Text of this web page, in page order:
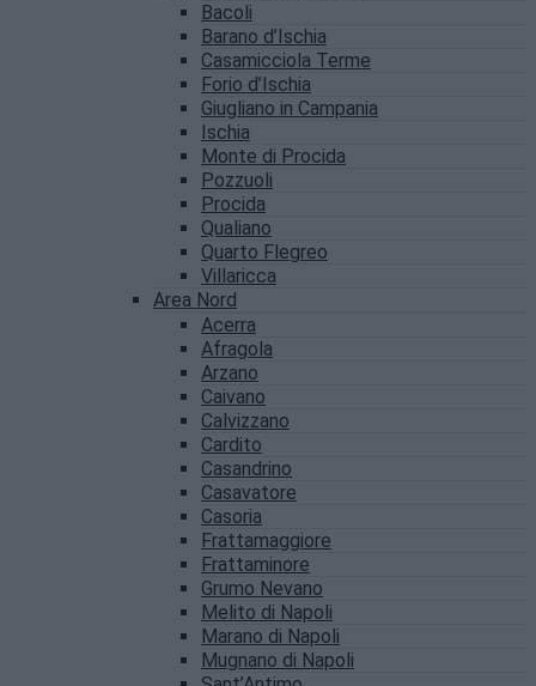
Bacoli
Barano d’Ischia
Casamicciola Terme
Forio d’Ischia
Giugliano in Campania
Ischia
Monte di Procida
Pozzuoli
Procida
Qualiano
Quarto Flegreo
Villaricca
Area Nord
Acerra
Afragola
Arzano
Caivano
Calvizzano
Cardito
Casandrino
Casavatore
Casoria
Frattamaggiore
Frattaminore
Grumo Nevano
Melito di Napoli
Marano di Napoli
Mugnano di Napoli